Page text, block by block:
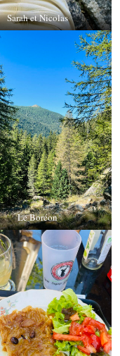
Sarah et Nicolas
Le Boréon